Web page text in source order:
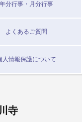
年分行事・月分行事
よくあるご質問
人情報保護について
寺